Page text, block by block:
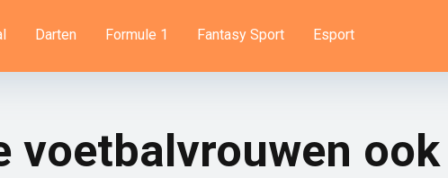
Darten Formule 1 Fantasy Sport Esport
voetbalvrouwen